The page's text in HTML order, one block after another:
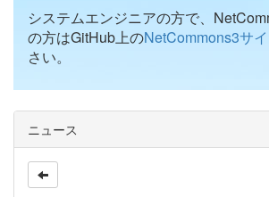
システムエンジニアの方で、
の方はGitHub上のNetCommons3サイ
さい。
ニュース